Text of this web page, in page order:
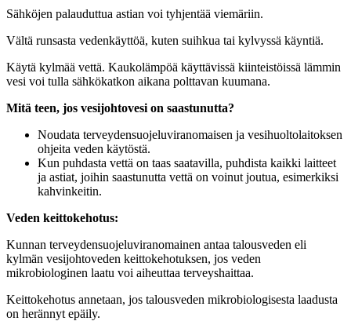
Sähköjen palauduttua astian voi tyhjentää viemäriin.
Vältä runsasta vedenkäyttöä, kuten suihkua tai kylvyssä käyntiä.
Käytä kylmää vettä. Kaukolämpöä käyttävissä kiinteistöissä lämmin
vesi voi tulla sähkökatkon aikana polttavan kuumana.
Mitä teen, jos vesijohtovesi on saastunutta?
Noudata terveydensuojeluviranomaisen ja vesihuoltolaitoksen
ohjeita veden käytöstä.
Kun puhdasta vettä on taas saatavilla, puhdista kaikki laitteet
ja astiat, joihin saastunutta vettä on voinut joutua, esimerkiksi
kahvinkeitin.
Veden keittokehotus:
Kunnan terveydensuojeluviranomainen antaa talousveden eli
kylmän vesijohtoveden keittokehotuksen, jos veden
mikrobiologinen laatu voi aiheuttaa terveyshaittaa.
Keittokehotus annetaan, jos talousveden mikrobiologisesta laadusta
on herännyt epäily.